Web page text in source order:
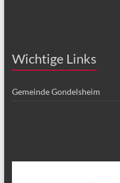
Wichtige Links
Gemeinde Gondelsheim